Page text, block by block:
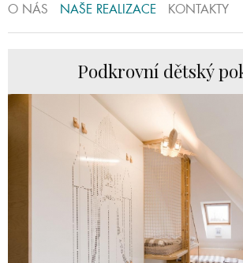
O NÁS NAŠE REALIZACE KONTAKTY
Podkrovní dětský